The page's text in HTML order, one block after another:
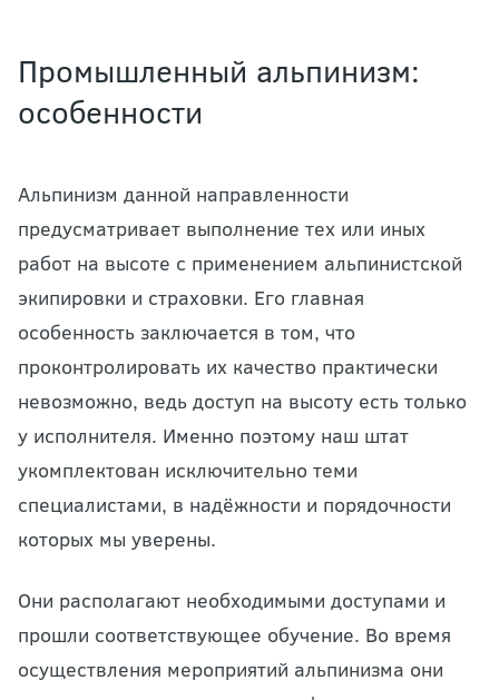
Промышленный альпинизм:
особенности
Альпинизм данной направленности
предусматривает выполнение тех или иных
работ на высоте с применением альпинистской
экипировки и страховки. Его главная
особенность заключается в том, что
проконтролировать их качество практически
невозможно, ведь доступ на высоту есть только
у исполнителя. Именно поэтому наш штат
укомплектован исключительно теми
специалистами, в надёжности и порядочности
которых мы уверены.
Они располагают необходимыми доступами и
прошли соответствующее обучение. Во время
осуществления мероприятий альпинизма они